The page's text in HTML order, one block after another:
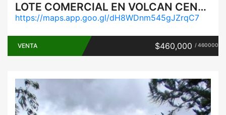
LOTE COMERCIAL EN VOLCAN CENTRO ENTRE CALLE PRINCIPAL DE Y VÍA CERRO PUNTA
https://maps.app.goo.gl/dH8WDnm545gJZrqC7
VENTA $460,000 / 460000